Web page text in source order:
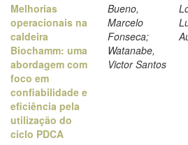
Melhorias
operacionais na
caldeira
Biochamm: uma
abordagem com
foco em
confiabilidade e
eficiência pela
utilização do
ciclo PDCA
Bueno,
Marcelo
Fonseca;
Watanabe,
Victor Santos